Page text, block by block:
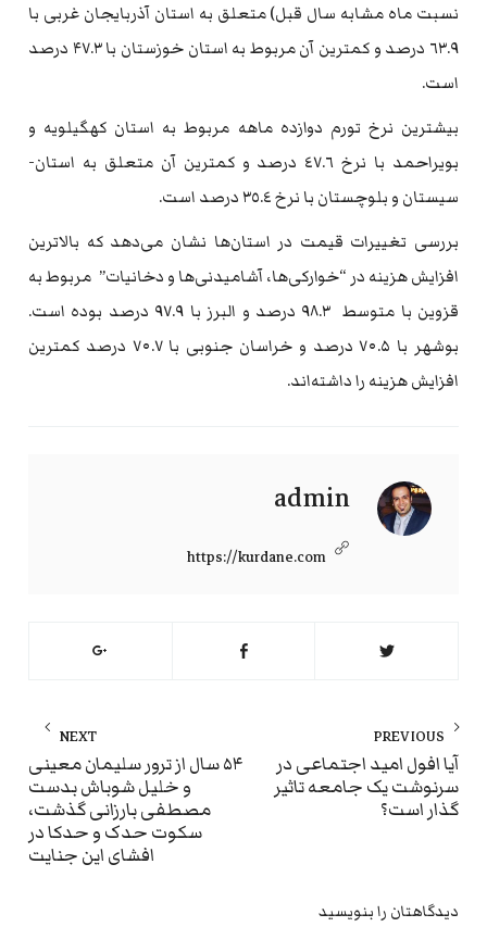
نسبت ماه مشابه سال قبل) متعلق به استان آذربایجان غربی با
٦٣.٩ درصد و کمترین آن مربوط به استان خوزستان با ۴۷.۳ درصد
است.
بیشترین نرخ تورم دوازده ماهه مربوط به استان کهگیلویه و
بویراحمد با نرخ ٤٧.٦ درصد و کمترین آن متعلق به استان­
سیستان و بلوچستان با نرخ ٣٥.٤ درصد است.
بررسی تغییرات قیمت در استان‌ها نشان می‌دهد که بالاترین
افزایش هزینه در “خوارکی‌ها، آشامیدنی‌ها و دخانیات” مربوط به
قزوین با متوسط ۹۸.۳ درصد و البرز با ۹۷.۹ درصد بوده است.
بوشهر با ۷۰.۵ درصد و خراسان جنوبی با ۷۰.۷ درصد کمترین
افزایش هزینه را داشته‌اند.
admin
https://kurdane.com
راهبری
نوشته
PREVIOUS
Previous
post:
آیا افول امید اجتماعی در
سرنوشت یک جامعه تاثیر
گذار است؟
NEXT
۵۴ سال از ترور سلیمان معینی
و خلیل شوباش بدست
مصطفی بارزانی گذشت،
سکوت حدک و حدکا در
افشای این جنایت
دیدگاهتان را بنویسید